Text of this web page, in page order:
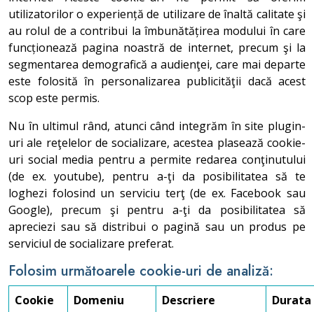
utilizatorilor o experiență de utilizare de înaltă calitate şi
au rolul de a contribui la îmbunătățirea modului în care
funcționează pagina noastră de internet, precum şi la
segmentarea demografică a audienţei, care mai departe
este folosită în personalizarea publicităţii dacă acest
scop este permis.
Nu în ultimul rând, atunci când integrăm în site plugin-
uri ale reţelelor de socializare, acestea plasează cookie-
uri social media pentru a permite redarea conţinutului
(de ex. youtube), pentru a-ţi da posibilitatea să te
loghezi folosind un serviciu terţ (de ex. Facebook sau
Google), precum şi pentru a-ţi da posibilitatea să
apreciezi sau să distribui o pagină sau un produs pe
serviciul de socializare preferat.
Folosim următoarele cookie-uri de analiză:
Cookie Domeniu Descriere Durata